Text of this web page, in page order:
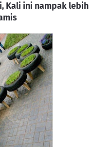
Kali ini nampak lebih